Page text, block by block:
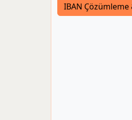
IBAN